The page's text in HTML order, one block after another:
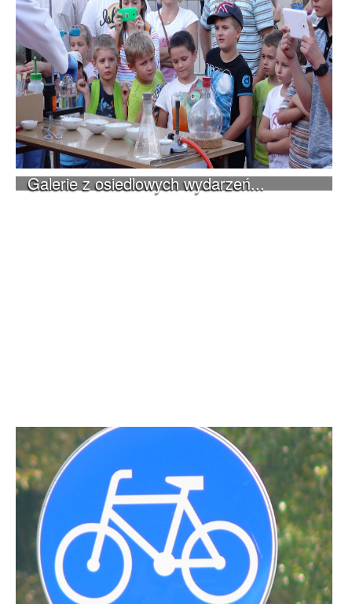
Galerie z osiedlowych wydarzeń...